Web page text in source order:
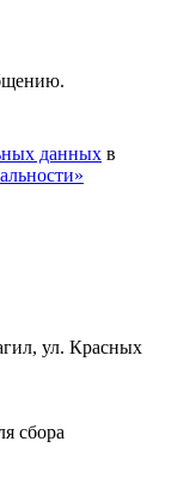
данных в
ул. Красных
сбора